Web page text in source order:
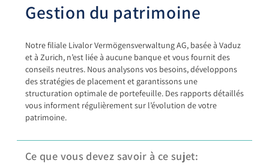
Gestion du patrimoine
Notre filiale Livalor Vermögensverwaltung AG, basée à Vaduz
et à Zurich, n’est liée à aucune banque et vous fournit des
conseils neutres. Nous analysons vos besoins, développons
des stratégies de placement et garantissons une
structuration optimale de portefeuille. Des rapports détaillés
vous informent régulièrement sur l’évolution de votre
patrimoine.
Ce que vous devez savoir à ce sujet: